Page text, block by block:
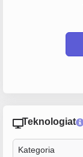
Teknologiat
Kategoria